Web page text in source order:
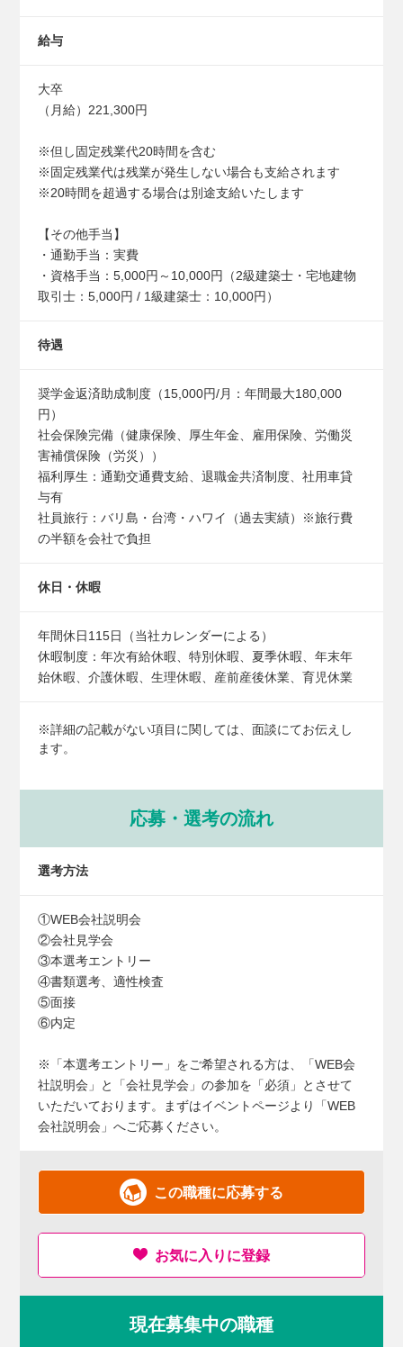
給与
大卒
（月給）221,300円
※但し固定残業代20時間を含む
※固定残業代は残業が発生しない場合も支給されます
※20時間を超過する場合は別途支給いたします
【その他手当】
・通勤手当：実費
・資格手当：5,000円～10,000円（2級建築士・宅地建物
取引士：5,000円 / 1級建築士：10,000円）
待遇
奨学金返済助成制度（15,000円/月：年間最大180,000
円）
社会保険完備（健康保険、厚生年金、雇用保険、労働災
害補償保険（労災））
福利厚生：通勤交通費支給、退職金共済制度、社用車貸
与有
社員旅行：バリ島・台湾・ハワイ（過去実績）※旅行費
の半額を会社で負担
休日・休暇
年間休日115日（当社カレンダーによる）
休暇制度：年次有給休暇、特別休暇、夏季休暇、年末年
始休暇、介護休暇、生理休暇、産前産後休業、育児休業
※詳細の記載がない項目に関しては、面談にてお伝えし
ます。
応募・選考の流れ
選考方法
①WEB会社説明会
②会社見学会
③本選考エントリー
④書類選考、適性検査
⑤面接
⑥内定
※「本選考エントリー」をご希望される方は、「WEB会
社説明会」と「会社見学会」の参加を「必須」とさせて
いただいております。まずはイベントページより「WEB
会社説明会」へご応募ください。
この職種に応募する
お気に入りに登録
現在募集中の職種